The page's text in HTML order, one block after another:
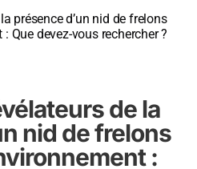
présence d’un nid de frelons
Que devez-vous rechercher ?
de la
nid de frelons
: